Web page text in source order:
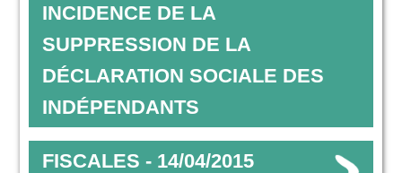
INCIDENCE DE LA
SUPPRESSION DE LA
DÉCLARATION SOCIALE DES
INDÉPENDANTS
FISCALES - 14/04/2015